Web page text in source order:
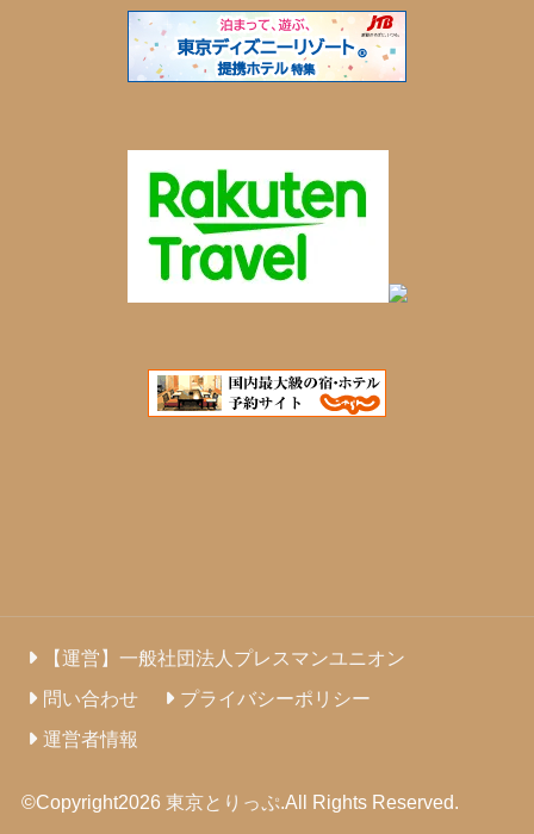
【運営】一般社団法人プレスマンユニオン
問い合わせ
プライバシーポリシー
運営者情報
©Copyright2026 東京とりっぷ.All Rights Reserved.